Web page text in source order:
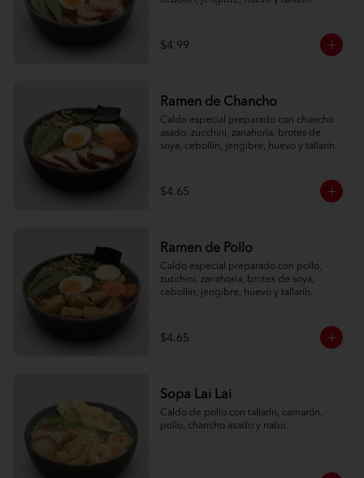
$4.99
Ramen de Chancho
Caldo especial preparado con chancho
asado, zucchini, zanahoria, brotes de
soya, cebollín, jengibre, huevo y tallarín.
$4.65
Ramen de Pollo
Caldo especial preparado con pollo,
zucchini, zanahoria, brotes de soya,
cebollín, jengibre, huevo y tallarín.
$4.65
Sopa Lai Lai
Caldo de pollo con tallarín, camarón,
pollo, chancho asado y nabo.